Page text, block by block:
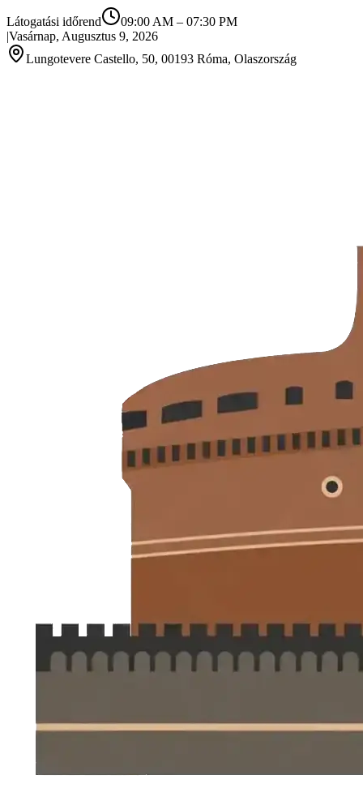
Látogatási időrend 09:00 AM – 07:30 PM
|Vasárnap, Augusztus 9, 2026
Lungotevere Castello, 50, 00193 Róma, Olaszország